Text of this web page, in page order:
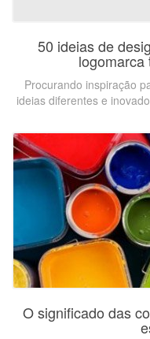
50 ideias de
logomarca
Procurando inspiração
ideias diferentes e
O significado das